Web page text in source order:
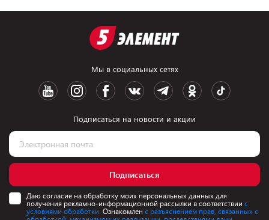
Мы в социальных сетях
Подписаться на новости и акции
Подписаться
Даю согласие на обработку моих персональных данных для
получения рекламно-информационной рассылки в соответствии с
условиями обработки. Ознакомлен с разъяснением прав, связанных с